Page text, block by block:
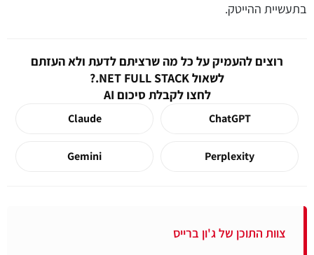
בתעשיית ההייטק.
רוצים להעמיק על כל מה שרציתם לדעת ולא העזתם
לשאול NET FULL STACK.?
לחצו לקבלת סיכום AI
ChatGPT
Claude
Perplexity
Gemini
צוות התוכן של ג'ון ברייס